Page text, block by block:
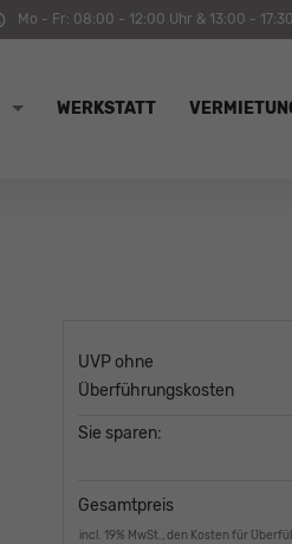
Mo - Fr: 08:00 - 12:00 Uhr & 13:00 -
WERKSTATT
UVP ohne
Überführungskosten
Sie sparen:
Gesamtpreis
incl. 19% MwSt., den Kosten für